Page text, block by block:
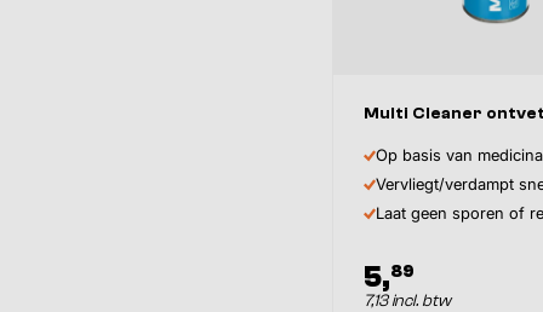
Multi Cleaner
Op basis van
Vervliegt/verdampt
Laat geen sporen of
5,89
7,13 incl. btw